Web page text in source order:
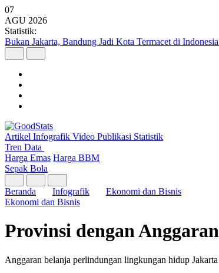
07
AGU 2026
Statistik:
Bukan Jakarta, Bandung Jadi Kota Termacet di
Artikel Infografik Video Publikasi Statistik
Tren Data
Harga Emas Harga BBM
Sepak Bola
Beranda Infografik
Ekonomi dan Bisnis
Ekonomi dan Bisnis
Provinsi dengan
Anggaran belanja perlindungan lingkungan hidup